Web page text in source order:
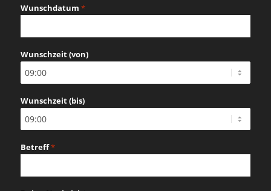
Wunschdatum *
TT
Schrägstrich
JJJJ
Wunschzeit (von)
Wunschzeit (bis)
Betreff*